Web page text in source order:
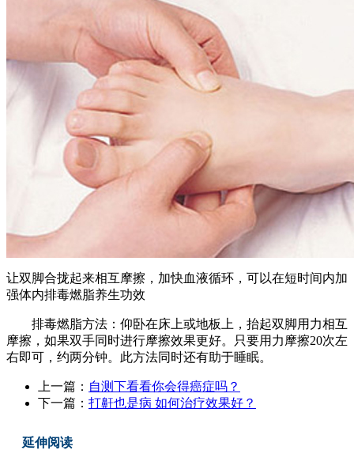
让双脚合拢起来相互摩擦，加快血液循环，可以在短时间内加
强体内排毒燃脂养生功效
排毒燃脂方法：仰卧在床上或地板上，抬起双脚用力相互
摩擦，如果双手同时进行摩擦效果更好。只要用力摩擦20次左
右即可，约两分钟。此方法同时还有助于睡眠。
上一篇： 自测下看看你会得癌症吗？
下一篇： 打鼾也是病 如何治疗效果好？
延伸阅读